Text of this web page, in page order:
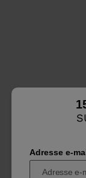
Adresse e-